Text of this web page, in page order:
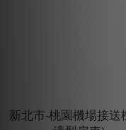
新北市-桃園機場接送